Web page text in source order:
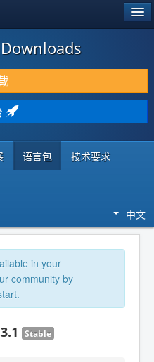
语言包 技术要求
中文
in your
community by
Stable